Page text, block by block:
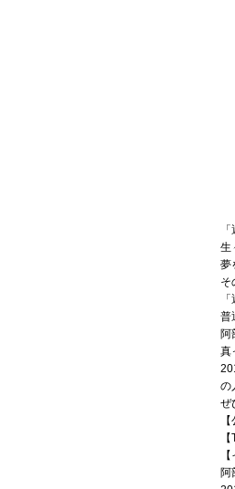
生
夢
そ
普
阿
真
の
ぜ
阿